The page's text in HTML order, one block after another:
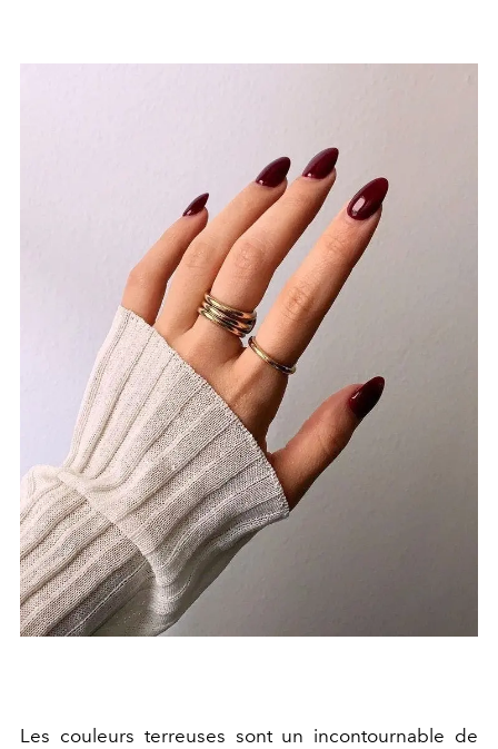
Les couleurs terreuses sont un incontournable de